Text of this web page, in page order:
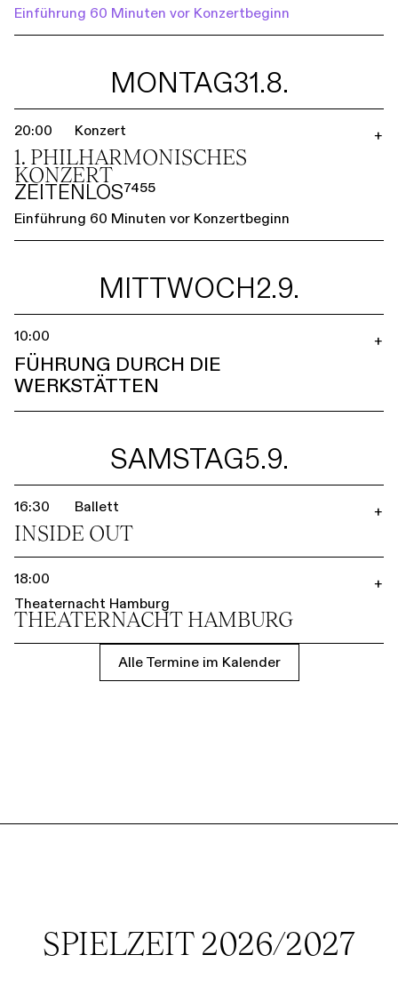
Einführung 60 Minuten vor Konzertbeginn
MONTAG31.8.
20:00 Konzert
1. PHILHARMO­NISCHES
KONZERT
ZEITENLOS⁷⁴⁵⁵
Einführung 60 Minuten vor Konzertbeginn
+
MITTWOCH2.9.
10:00
FÜHRUNG DURCH DIE
WERKSTÄTTEN
+
SAMSTAG5.9.
16:30 Ballett
INSIDE OUT
+
18:00
Theaternacht Hamburg
THEATER­NACHT HAMBURG
+
Alle Termine im Kalender
SPIELZEIT 2026/2027